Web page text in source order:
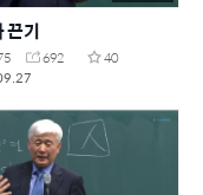
끈기
692
40